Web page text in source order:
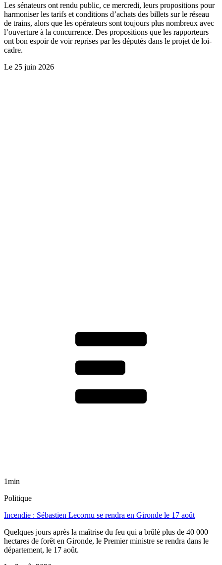
Les sénateurs ont rendu public, ce mercredi, leurs propositions pour
harmoniser les tarifs et conditions d’achats des billets sur le réseau
de trains, alors que les opérateurs sont toujours plus nombreux avec
l’ouverture à la concurrence. Des propositions que les rapporteurs
ont bon espoir de voir reprises par les députés dans le projet de loi-
cadre.
Le 25 juin 2026
1min
Politique
Incendie : Sébastien Lecornu se rendra en Gironde le 17 août
Quelques jours après la maîtrise du feu qui a brûlé plus de 40 000
hectares de forêt en Gironde, le Premier ministre se rendra dans le
département, le 17 août.